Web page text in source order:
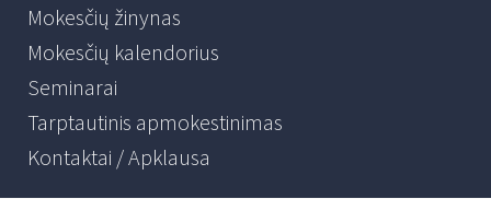
Mokesčių žinynas
Mokesčių kalendorius
Seminarai
Tarptautinis apmokestinimas
Kontaktai / Apklausa